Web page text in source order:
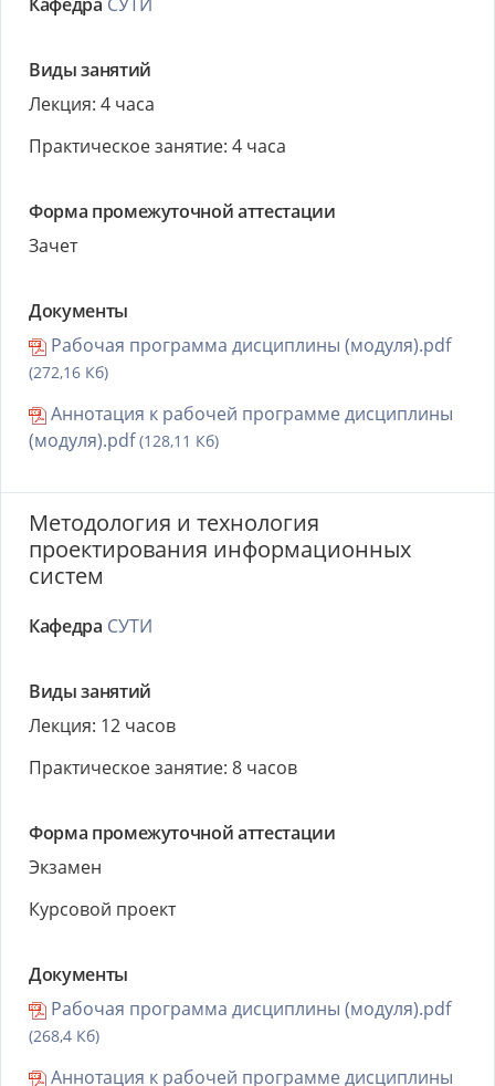
Виды занятий
Лекция: 4 часа
Практическое занятие: 4 часа
Форма промежуточной аттестации
Зачет
Документы
Рабочая программа дисциплины (модуля).pdf
(272,16 Кб)
Аннотация к рабочей программе дисциплины
(модуля).pdf(128,11 Кб)
Методология и технология
проектирования информационных
систем
Кафедра СУТИ
Виды занятий
Лекция: 12 часов
Практическое занятие: 8 часов
Форма промежуточной аттестации
Экзамен
Курсовой проект
Документы
Рабочая программа дисциплины (модуля).pdf
(268,4 Кб)
Аннотация к рабочей программе дисциплины